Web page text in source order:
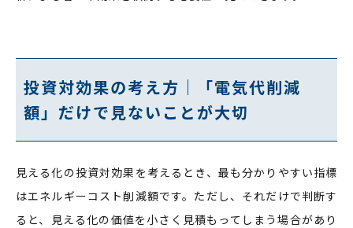
投資対効果の考え方｜「電気代削減
額」だけで見ないことが大切
見える化の投資対効果を考えるとき、最も分かりやすい指標
はエネルギーコスト削減額です。ただし、それだけで判断す
ると、見える化の価値を小さく見積もってしまう場合があり